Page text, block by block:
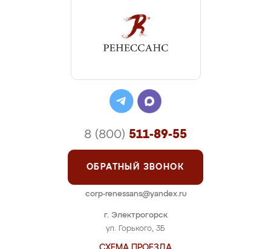
г. Электрогорск
ул. Горького, 3Б
8 (800) 511-89-55
ОБРАТНЫЙ ЗВОНОК
corp-renessans@yandex.ru